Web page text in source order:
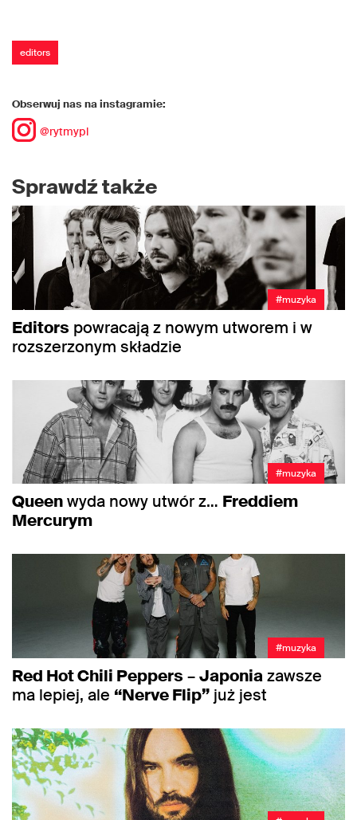
editors
Obserwuj nas na instagramie:
@rytmypl
Sprawdź także
#muzyka
Editors powracają z nowym utworem i w
rozszerzonym składzie
#muzyka
Queenwyda nowy utwór z… Freddiem
Mercurym
#muzyka
Red Hot Chili Peppers –Japoniazawsze
ma lepiej, ale “Nerve Flip” już jest